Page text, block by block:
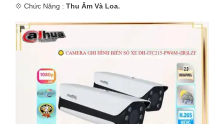
️💠 Chức Năng : Thu Âm Và Loa.